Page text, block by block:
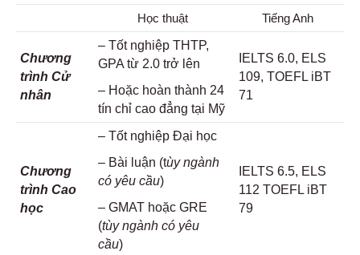
Học thuật Tiếng Anh
Chương
trình Cử
nhân
– Tốt nghiệp THTP,
GPA từ 2.0 trở lên
– Hoặc hoàn thành 24
tín chỉ cao đẳng tại Mỹ
IELTS 6.0, ELS
109, TOEFL iBT
71
Chương
trình Cao
học
– Tốt nghiệp Đại học
– Bài luận (tùy ngành
có yêu cầu)
– GMAT hoặc GRE
(tùy ngành có yêu
cầu)
IELTS 6.5, ELS
112 TOEFL iBT
79